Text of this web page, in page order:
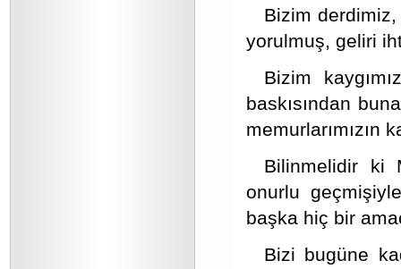
Bizim derdimiz,
yorulmuş, geliri
Bizim
baskısından
memurlarımızın
Bilinmelidir ki
onurlu
başka hiç bir
Bizi bugüne